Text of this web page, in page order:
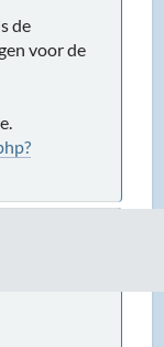
de
voor de